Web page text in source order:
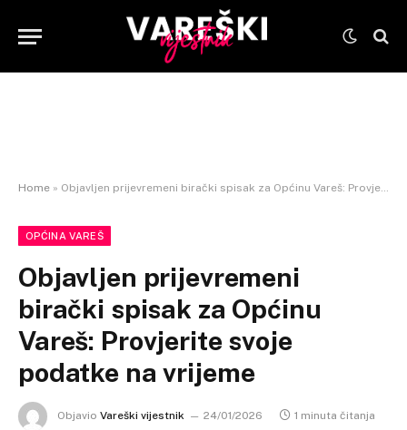
Home » Objavljen prijevremeni birački spisak za Općinu Vareš: Provjerite svoje podatke na vrijeme
OPĆINA VAREŠ
Objavljen prijevremeni
birački spisak za Općinu
Vareš: Provjerite svoje
podatke na vrijeme
Objavio Vareški vijestnik 24/01/2026 1 minuta čitanja